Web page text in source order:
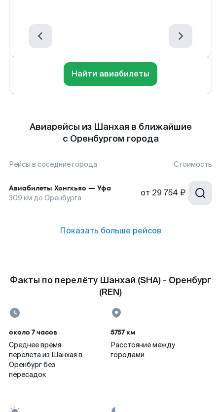
Найти авиабилеты
Авиарейсы из Шанхая в ближайшие
с Оренбургом города
Рейсы в соседние города Стоимость
Авиабилеты Хонгкьяо — Уфа
309 км до Оренбурга от 29 754 ₽
Показать больше рейсов
Факты по перелёту Шанхай (SHA) - Оренбург
(REN)
около 7 часов
Среднее время
перелета из Шанхая в
Оренбург без
пересадок
5757 км
Расстояние между
городами